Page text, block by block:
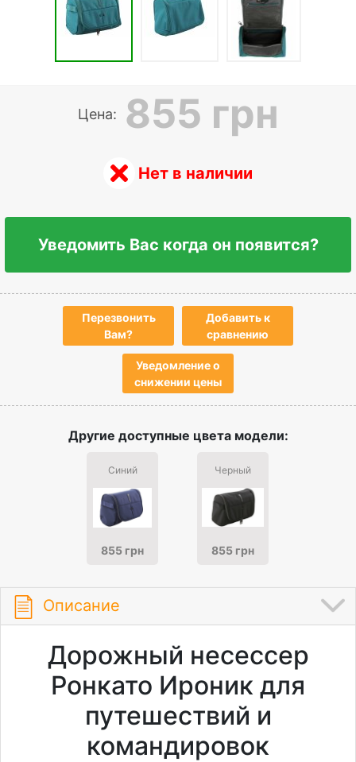
Цена: 855 грн
Нет в наличии
Уведомить Вас когда он появится?
Перезвонить
Вам?
Добавить к
сравнению
Уведомление о
снижении цены
Другие доступные цвета модели:
Синий
855 грн
Черный
855 грн
Описание
Дорожный несессер
Ронкато Ироник для
путешествий и
командировок